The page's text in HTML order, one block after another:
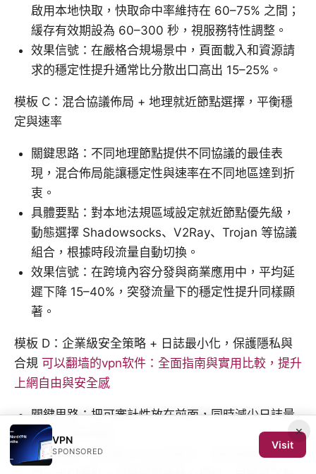
啟用本地快取，快取命中率維持在 60–75% 之間；
緩存有效期設為 60–300 秒，視服務特性調整。
效果信號：在嚴格合規場景中，頁面載入和資源請
求的穩定性提升通常比分散出口高出 15–25%。
模板 C：混合協議佈局 + 地理就近節點選擇，平衡穩
定與速率
關鍵思路：不同地理節點提供不同協議的最佳表
現，混合佈局能讓穩定性與速率在不同地區達到折
衷。
具體要點：對本地法規區域設定就近節點優先級，
動態選擇 Shadowsocks、V2Ray、Trojan 等協議
組合，根據時段流量自動切換。
效果信號：在跨境內容分發與商業應用中，平均延
遲下降 15–40%，突發流量下的穩定性提升同樣顯
著。
模板 D：企業級安全策略 + 日誌最小化，保護隱私與
合規 可以翻墙的vpn软件：全面指南與實用比較，提升
上網自由與安全感
關鍵思路：把可審計性放在前面，同時減少日誌量
以降低風險暴露。
具體要點：啟用最小化日誌模式，僅保留連線時
×
VPN
SPONSORED
Visit